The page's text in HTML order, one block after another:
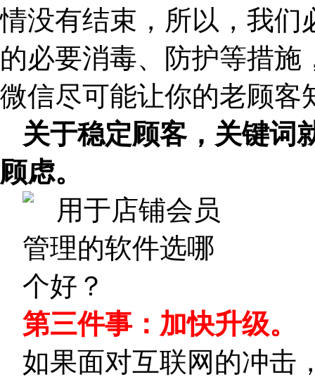
情没有结束，所以，我们
的必要消毒、防护等措
微信尽可能让你的老顾客
关于稳定顾客，关键词
顾虑。
第三件事：加快升级。
如果面对互联网的冲击